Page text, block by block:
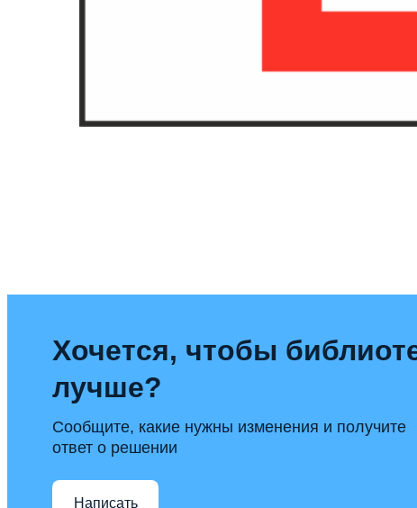
Хочется, чтобы
лучше?
Сообщите, какие нужны изменения и получите
ответ о решении
Написать